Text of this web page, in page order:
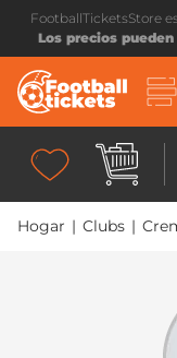
FootballTicketsStore
Los precios
Hogar | Clubs |